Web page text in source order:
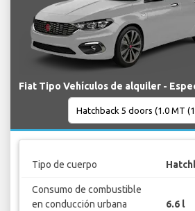
Fiat Tipo Vehículos de alquiler -
Tipo de cuerpo
Consumo de combustible
en conducción urbana
6.6 l